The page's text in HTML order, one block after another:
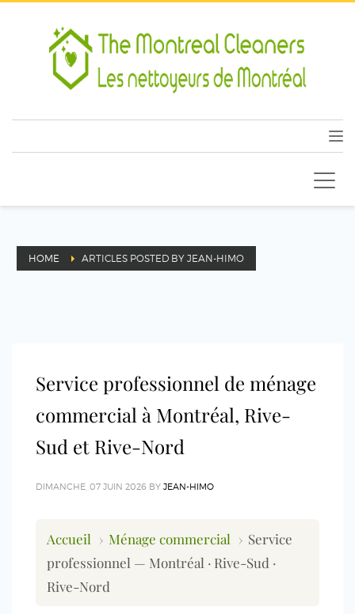
HOME ARTICLES POSTED BY JEAN-HIMO
Service professionnel de ménage
commercial à Montréal, Rive-
Sud et Rive-Nord
DIMANCHE, 07 JUIN 2026 BY JEAN-HIMO
Accueil › Ménage commercial › Service
professionnel — Montréal · Rive-Sud ·
Rive-Nord